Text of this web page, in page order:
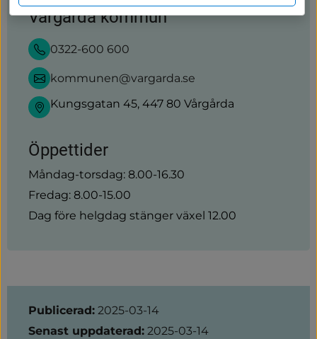
Vårgårda kommun
0322-600 600
kommunen@vargarda.se
Kungsgatan 45, 447 80 Vårgårda
Öppettider
Måndag-torsdag: 8.00-16.30
Fredag: 8.00-15.00
Dag före helgdag stänger växel 12.00
Sidinformation
Publicerad: 2025-03-14
Senast uppdaterad: 2025-03-14